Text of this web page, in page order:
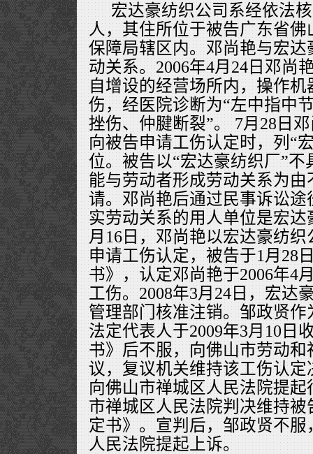
宏达豪纺织公司系经依法
人，其住所位于被告广东省
保障局辖区内。邓尚艳与宏
动关系。2006年4月24日邓尚
自增设的经营场所内，操作
伤，经医院诊断为“左中指中
挫伤、仲腱断裂”。 7月28日
向被告申请工伤认定时，列“
位。被告以“宏达豪纺织厂”
能与劳动者形成劳动关系为
请。邓尚艳后通过民事诉讼
实劳动关系的用人单位是宏达
月16日，邓尚艳以宏达豪纺
申请工伤认定，被告于1月28
书》，认定邓尚艳于2006年4
工伤。2008年3月24日，宏达
管理部门核准注销。邹政贤
法定代表人于2009年3月10日
书》后不服，向佛山市劳动
议，复议机关维持该工伤认
向佛山市禅城区人民法院提
市禅城区人民法院判决维持
定书》。宣判后，邹政贤不
人民法院提起上诉。